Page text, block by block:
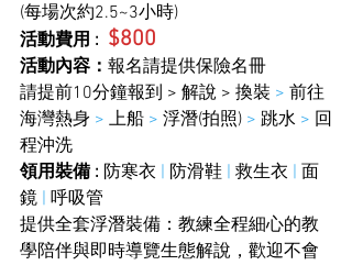
(每場次約2.5~3小時)
活動費用 : $800
活動內容： 報名請提供保險名冊
請提前10分鐘報到 > 解說 > 換裝 > 前往
海灣熱身 > 上船 > 浮潛(拍照) > 跳水 > 回
程沖洗
領用裝備 : 防寒衣 | 防滑鞋 | 救生衣 | 面
鏡 | 呼吸管
提供全套浮潛裝備：教練全程細心的教
學陪伴與即時導覽生態解說，歡迎不會